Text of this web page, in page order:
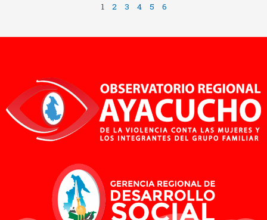
1 2 3 4 5 6